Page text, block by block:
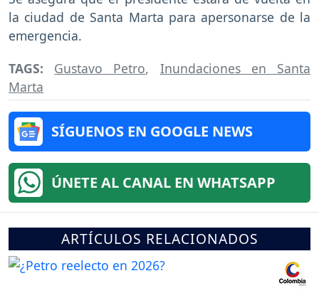
la ciudad de Santa Marta para apersonarse de la
emergencia.
TAGS: Gustavo Petro, Inundaciones en Santa
Marta
SÍGUENOS EN GOOGLE NEWS
ÚNETE AL CANAL EN WHATSAPP
ARTÍCULOS RELACIONADOS